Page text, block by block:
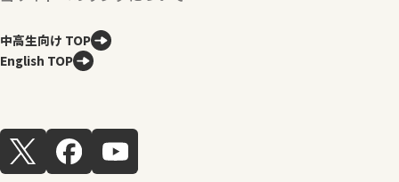
中高生向け TOP
English TOP